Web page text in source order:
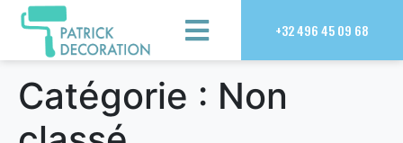
+32 496 45 09 68
Catégorie : Non